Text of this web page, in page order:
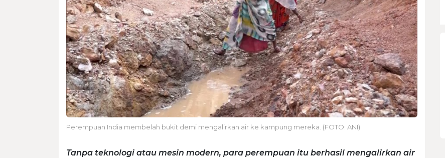
Perempuan India membelah bukit demi mengalirkan air ke kampung mereka. (FOTO: ANI)
Tanpa teknologi atau mesin modern, para perempuan itu berhasil mengalirkan air